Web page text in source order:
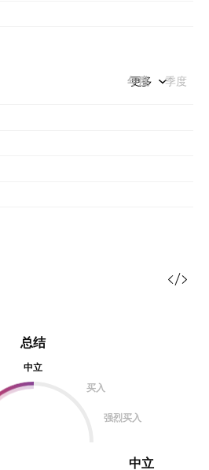
年度 季度
更多
总结
中立
买入
强烈买入
中立